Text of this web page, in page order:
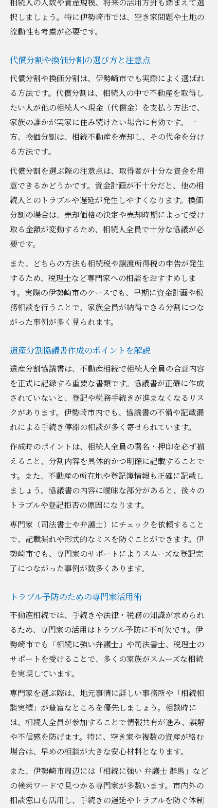
択しましょう。特に伊勢崎市では、空き家問題や土地の
流動性も考慮が必要です。
代償分割や換価分割の選び方と注意点
代償分割や換価分割は、伊勢崎市でも実際によく選ばれ
る方法です。代償分割は、相続人の中で不動産を取得し
たい人が他の相続人へ現金（代償金）を支払う方法で、
家族の誰かが実家に住み続けたい場合に有効です。一
方、換価分割は、相続不動産を売却し、その代金を分け
る方法です。
代償分割を選ぶ際の注意点は、取得者が十分な資金を用
意できるかどうかです。資金計画が不十分だと、他の相
続人とのトラブルや遅延が発生しやすくなります。換価
分割の場合は、売却価格の決定や売却時期によって受け
取る金額が変動するため、相続人全員で十分な協議が必
要です。
また、どちらの方法も相続税や譲渡所得税の申告が発生
するため、税理士など専門家への相談をおすすめしま
す。実際の伊勢崎市のケースでも、早期に資金計画や税
務相談を行うことで、家族全員が納得できる分割につな
がった事例が多く見られます。
遺産分割協議書作成のポイントを解説
遺産分割協議書は、不動産相続で相続人全員の合意内容
を正式に記録する重要な書類です。協議書が正確に作成
されていないと、登記や税務手続きが進まなくなるリス
クがあります。伊勢崎市内でも、協議書の不備や記載漏
れによる手続き停滞の相談が多く寄せられています。
作成時のポイントは、相続人全員の署名・押印を必ず揃
えること、分割内容を具体的かつ明確に記載することで
す。また、不動産の所在地や登記簿情報も正確に記載し
ましょう。協議書の内容に曖昧な部分があると、後々の
トラブルや登記拒否の原因になります。
専門家（司法書士や弁護士）にチェックを依頼すること
で、記載漏れや形式的なミスを防ぐことができます。伊
勢崎市でも、専門家のサポートによりスムーズな登記完
了につながった事例が数多くあります。
トラブル予防のための専門家活用術
不動産相続では、手続きや法律・税務の知識が求められ
るため、専門家の活用はトラブル予防に不可欠です。伊
勢崎市でも「相続に強い弁護士」や司法書士、税理士の
サポートを受けることで、多くの家族がスムーズな相続
を実現しています。
専門家を選ぶ際は、地元事情に詳しい事務所や「相続相
談実績」が豊富なところを優先しましょう。相談時に
は、相続人全員が参加することで情報共有が進み、誤解
や不信感を防げます。特に、空き家や複数の資産が絡む
場合は、早めの相談が大きな安心材料となります。
また、伊勢崎市周辺には「相続に強い 弁護士 群馬」など
の検索ワードで見つかる専門家が多数います。市内外の
相談窓口も活用し、手続きの遅延やトラブルを防ぐ体制